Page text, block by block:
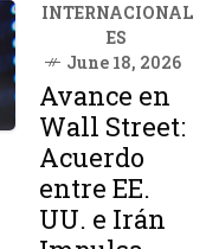
INTERNACIONAL
ES
June 18, 2026
Avance en
Wall Street:
Acuerdo
entre EE.
UU. e Irán